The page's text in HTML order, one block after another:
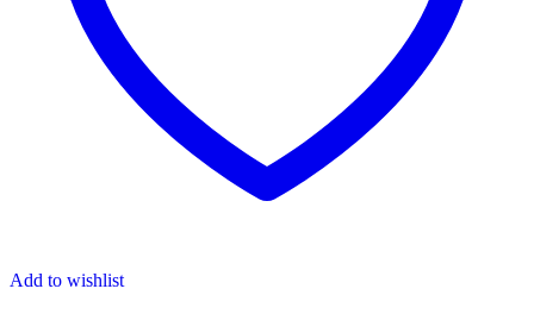
Add to wishlist